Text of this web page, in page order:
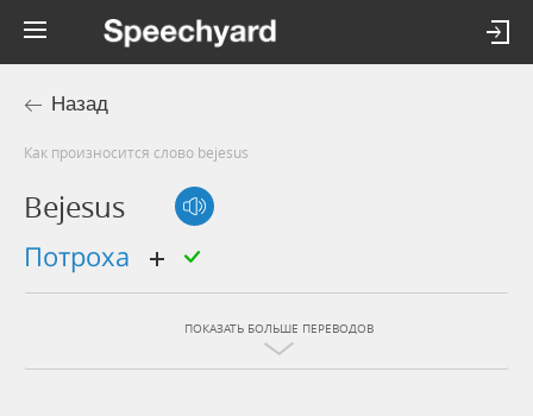
Назад
Как произносится слово bejesus
Bejesus
потроха
ПОКАЗАТЬ БОЛЬШЕ ПЕРЕВОДОВ